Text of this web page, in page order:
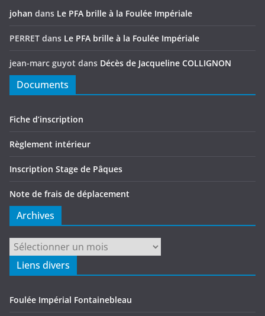
johan dans Le PFA brille à la Foulée Impériale
PERRET dans Le PFA brille à la Foulée Impériale
jean-marc guyot dans Décès de Jacqueline COLLIGNON
Documents
Fiche d’inscription
Règlement intérieur
Inscription Stage de Pâques
Note de frais de déplacement
Archives
Archives
Liens divers
Foulée Impérial Fontainebleau